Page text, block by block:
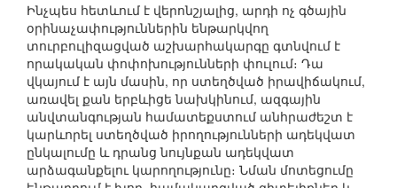
Ինչպես հետևում է վերոնշյալից, արդի ոչ գծային
օրինաչափություններին ենթարկվող
տուրբուլիզացված աշխարհակարգը գտնվում է
որակական փոփոխությունների փուլում։ Դա
վկայում է այն մասին, որ ստեղծված իրավիճակում,
առավել քան երբևիցե նախկինում, ազգային
անվտանգության համատեքստում անհրաժեշտ է
կարևորել ստեղծված իրողությունների ադեկվատ
ընկալումը և դրանց նույնքան ադեկվատ
արձագանքելու կարողությունը։ Նման մոտեցումը